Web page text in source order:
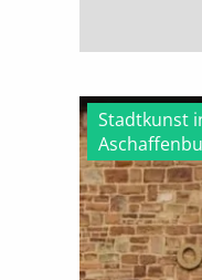
Stadtkunst